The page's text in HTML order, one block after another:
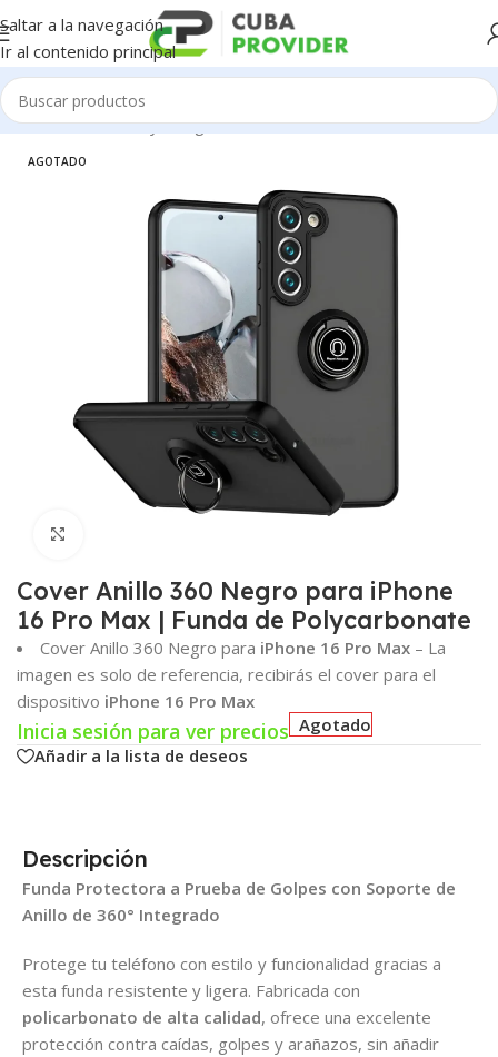
Saltar a la navegación
Ir al contenido principal
Inicio/Accesorios y Gadgets/Forros de Celulares
AGOTADO
Cover Anillo 360 Negro para iPhone
16 Pro Max | Funda de Polycarbonate
Cover Anillo 360 Negro para iPhone 16 Pro Max – La
imagen es solo de referencia, recibirás el cover para el
dispositivo iPhone 16 Pro Max
Inicia sesión para ver precios Agotado
Añadir a la lista de deseos
Descripción
Funda Protectora a Prueba de Golpes con Soporte de
Anillo de 360° Integrado
Protege tu teléfono con estilo y funcionalidad gracias a
esta funda resistente y ligera. Fabricada con
policarbonato de alta calidad, ofrece una excelente
protección contra caídas, golpes y arañazos, sin añadir